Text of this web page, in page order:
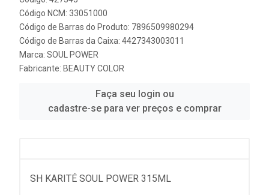
Código NCM: 33051000
Código de Barras do Produto: 7896509980294
Código de Barras da Caixa: 4427343003011
Marca: SOUL POWER
Fabricante: BEAUTY COLOR
Faça seu login ou
cadastre-se para ver preços e comprar
SH KARITÉ SOUL POWER 315ML